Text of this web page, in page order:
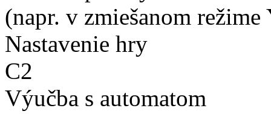
(napr. v zmiešanom režime
Nastavenie hry
C2
Výučba s automatom